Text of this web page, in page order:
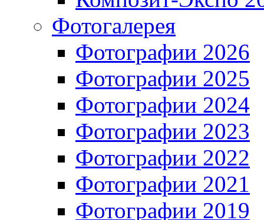
Фотогалерея
Фотографии 2026
Фотографии 2025
Фотографии 2024
Фотографии 2023
Фотографии 2022
Фотографии 2021
Фотографии 2019